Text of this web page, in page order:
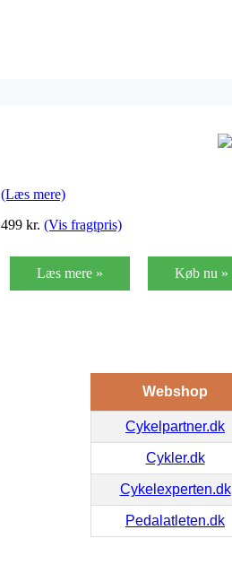
(Læs mere)
499 kr. (Vis fragtpris)
Læs mere » Køb nu »
Webshop
Cykelpartner.dk
Cykler.dk
Cykelexperten.dk
Pedalatleten.dk